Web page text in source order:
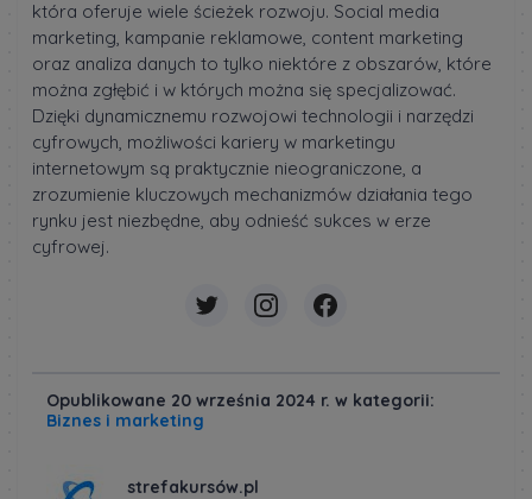
która oferuje wiele ścieżek rozwoju. Social media
marketing, kampanie reklamowe, content marketing
oraz analiza danych to tylko niektóre z obszarów, które
można zgłębić i w których można się specjalizować.
Dzięki dynamicznemu rozwojowi technologii i narzędzi
cyfrowych, możliwości kariery w marketingu
internetowym są praktycznie nieograniczone, a
zrozumienie kluczowych mechanizmów działania tego
rynku jest niezbędne, aby odnieść sukces w erze
cyfrowej.
Opublikowane 20 września 2024 r. w kategorii:
Biznes i marketing
strefakursów.pl